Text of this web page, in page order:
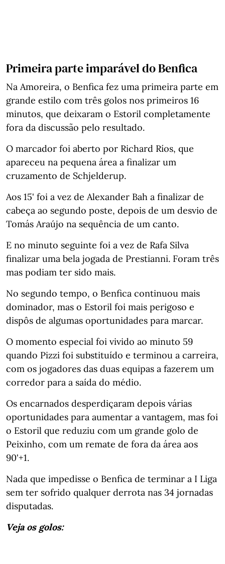
Primeira parte imparável do Benfica
Na Amoreira, o Benfica fez uma primeira parte em
grande estilo com três golos nos primeiros 16
minutos, que deixaram o Estoril completamente
fora da discussão pelo resultado.
O marcador foi aberto por Richard Ríos, que
apareceu na pequena área a finalizar um
cruzamento de Schjelderup.
Aos 15' foi a vez de Alexander Bah a finalizar de
cabeça ao segundo poste, depois de um desvio de
Tomás Araújo na sequência de um canto.
E no minuto seguinte foi a vez de Rafa Silva
finalizar uma bela jogada de Prestianni. Foram três
mas podiam ter sido mais.
No segundo tempo, o Benfica continuou mais
dominador, mas o Estoril foi mais perigoso e
dispôs de algumas oportunidades para marcar.
O momento especial foi vivido ao minuto 59
quando Pizzi foi substituído e terminou a carreira,
com os jogadores das duas equipas a fazerem um
corredor para a saída do médio.
Os encarnados desperdiçaram depois várias
oportunidades para aumentar a vantagem, mas foi
o Estoril que reduziu com um grande golo de
Peixinho, com um remate de fora da área aos
90'+1.
Nada que impedisse o Benfica de terminar a I Liga
sem ter sofrido qualquer derrota nas 34 jornadas
disputadas.
Veja os golos: